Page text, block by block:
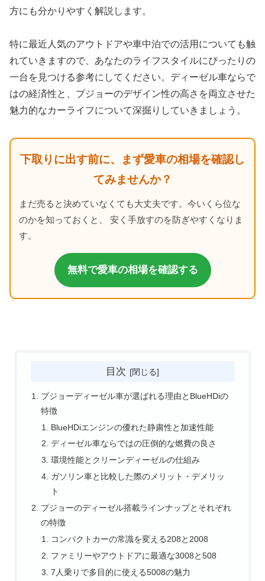
方にも分かりやすく解説します。
特に最近人気のアウトドアや車中泊での活用についても触
れていきますので、あなたのライフスタイルにぴったりの
一台を見つける参考にしてください。ディーゼル車ならで
はの経済性と、プジョーのデザイン性の高さを両立させた
魅力的なカーライフについて深掘りしていきましょう。
下取りに出す前に、まず愛車の相場を確認し
てみませんか？
まだ売ると決めていなくても大丈夫です。今いくら位な
のかを知っておくと、 安く手放すのを防ぎやすくなりま
す。
無料で愛車の相場を確認する
目次
プジョーディーゼル車が選ばれる理由とBlueHDiの
特徴
BlueHDiエンジンの優れた静粛性と加速性能
ディーゼル車ならではの圧倒的な燃費の良さ
環境性能とクリーンディーゼルの仕組み
ガソリン車と比較した際のメリット・デメリッ
ト
プジョーのディーゼル搭載ラインナップとそれぞれ
の特徴
コンパクトカーの常識を変える208と2008
ファミリーやアウトドアに最適な3008と508
7人乗りで多目的に使える5008の魅力